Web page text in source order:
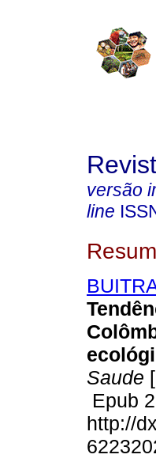
versão
line
Saude
Epub
http://